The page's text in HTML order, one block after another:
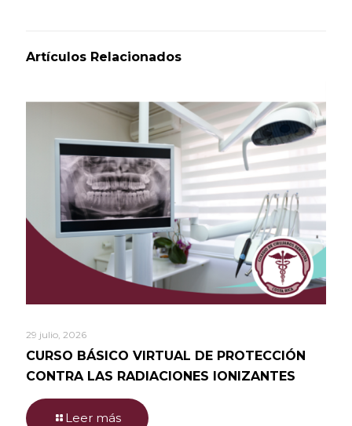
Artículos Relacionados
29 julio, 2026
CURSO BÁSICO VIRTUAL DE PROTECCIÓN
CONTRA LAS RADIACIONES IONIZANTES
Leer más